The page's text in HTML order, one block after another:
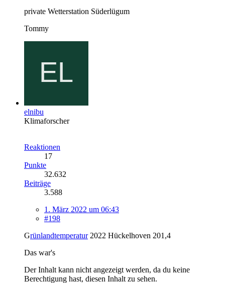
private Wetterstation Süderlügum
Tommy
elnibu
Klimaforscher
Reaktionen
17
Punkte
32.632
Beiträge
3.588
1. März 2022 um 06:43
#198
Grünlandtemperatur2022 Hückelhoven 201,4
Das war's
Der Inhalt kann nicht angezeigt werden, da du keine
Berechtigung hast, diesen Inhalt zu sehen.